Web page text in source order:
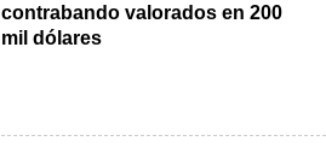
contrabando valorados en 200
mil dólares